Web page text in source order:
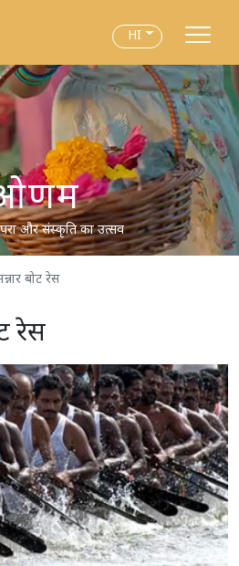
HI
और संस्कृति का उत्सव
बोट रेस
रेस